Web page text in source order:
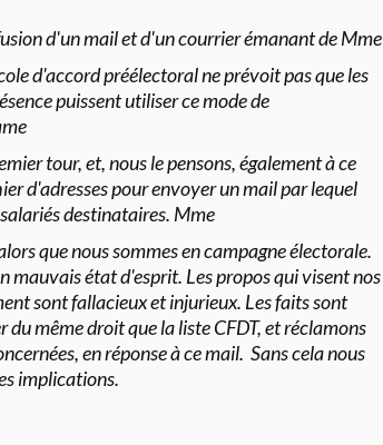
d'un mail et d'un courrier émanant de Mme
d'accord préélectoral ne prévoit pas que les
puissent utiliser ce mode de
tour, et, nous le pensons, également à ce
d'adresses pour envoyer un mail par lequel
destinataires. Mme
que nous sommes en campagne électorale.
mauvais état d'esprit. Les propos qui visent nos
sont fallacieux et injurieux. Les faits sont
du même droit que la liste CFDT, et réclamons
en réponse à ce mail. Sans cela nous
implications.